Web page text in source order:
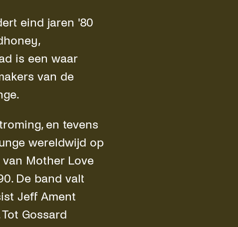
eind jaren '80
is een waar
van de
en tevens
wereldwijd op
van Mother Love
De band valt
Jeff Ament
Gossard